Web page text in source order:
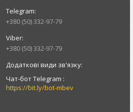
+380 (50) 332-97-79
+380 (50) 332-97-79
Чат-бот Telegram
https://bit.ly/bot-mbev